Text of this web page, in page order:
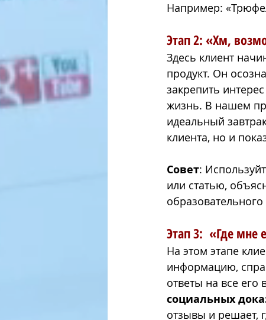
Например:
Этап 2: «Хм,
Здесь клиент
продукт. Он
закрепить
жизнь. В нашем
идеальный
клиента, но и
Совет:
или статью,
Этап 3:  «Где мне
На этом этапе
информацию,
ответы на все
социальных
отзывы и решает,